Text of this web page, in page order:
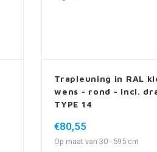
Trapleuning in RAL
wens - rond - incl.
TYPE 14
€80,55
Op maat van 30 - 595 cm